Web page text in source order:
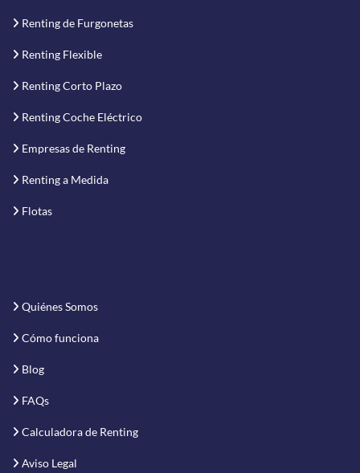
Renting de Furgonetas
Renting Flexible
Renting Corto Plazo
Renting Coche Eléctrico
Empresas de Renting
Renting a Medida
Flotas
Quiénes Somos
Cómo funciona
Blog
FAQs
Calculadora de Renting
Aviso Legal